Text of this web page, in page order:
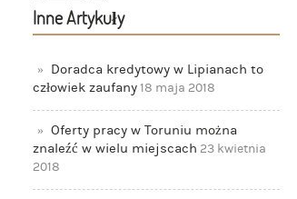
Inne Artykuły
Doradca kredytowy w Lipianach to
człowiek zaufany18 maja 2018
Oferty pracy w Toruniu można
znaleźć w wielu miejscach 23 kwietnia
2018